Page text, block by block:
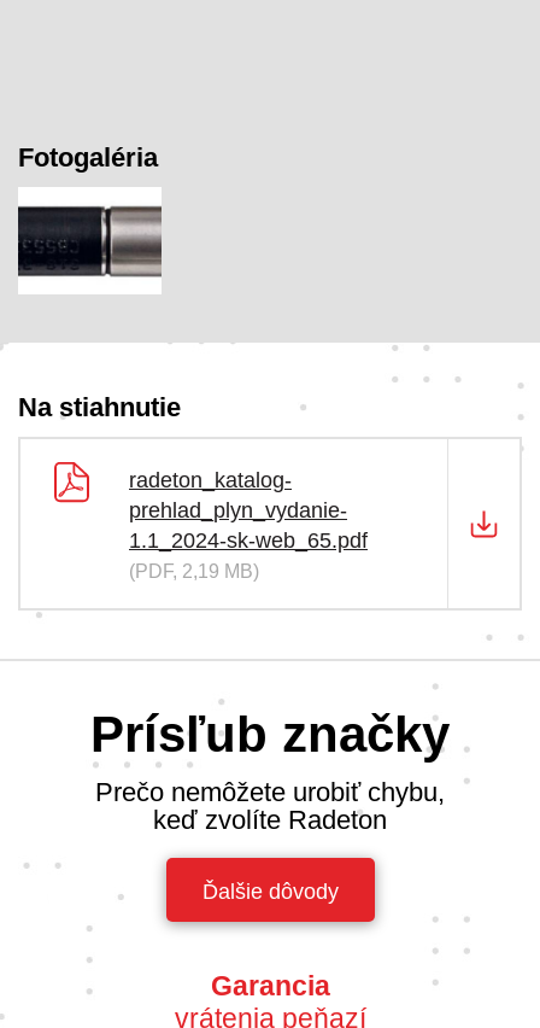
Fotogaléria
Na stiahnutie
radeton_katalog-
prehlad_plyn_vydanie-
1.1_2024-sk-web_65.pdf
(PDF, 2,19 MB)
Prísľub značky
Prečo nemôžete urobiť chybu,
keď zvolíte Radeton
Ďalšie dôvody
Garancia
vrátenia peňazí